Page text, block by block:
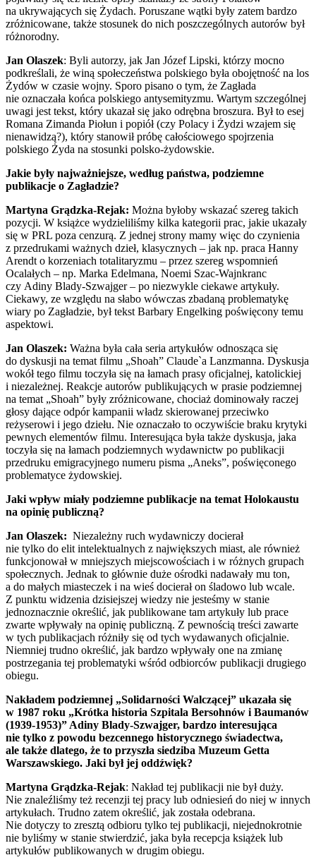
na ukrywających się Żydach. Poruszane wątki były zatem bardzo
zróżnicowane, także stosunek do nich poszczególnych autorów był
różnorodny.
Jan Olaszek: Byli autorzy, jak Jan Józef Lipski, którzy mocno
podkreślali, że winą społeczeństwa polskiego była obojętność na los
Żydów w czasie wojny. Sporo pisano o tym, że Zagłada
nie oznaczała końca polskiego antysemityzmu. Wartym szczególnej
uwagi jest tekst, który ukazał się jako odrębna broszura. Był to esej
Romana Zimanda Piołun i popiół (czy Polacy i Żydzi wzajem się
nienawidzą?), który stanowił próbę całościowego spojrzenia
polskiego Żyda na stosunki polsko-żydowskie.
Jakie były najważniejsze, według państwa, podziemne
publikacje o Zagładzie?
Martyna Grądzka-Rejak: Można byłoby wskazać szereg takich
pozycji. W książce wydzieliliśmy kilka kategorii prac, jakie ukazały
się w PRL poza cenzurą. Z jednej strony mamy więc do czynienia
z przedrukami ważnych dzieł, klasycznych – jak np. praca Hanny
Arendt o korzeniach totalitaryzmu – przez szereg wspomnień
Ocalałych – np. Marka Edelmana, Noemi Szac-Wajnkranc
czy Adiny Blady-Szwajger – po niezwykle ciekawe artykuły.
Ciekawy, ze względu na słabo wówczas zbadaną problematykę
wiary po Zagładzie, był tekst Barbary Engelking poświęcony temu
aspektowi.
Jan Olaszek: Ważna była cała seria artykułów odnosząca się
do dyskusji na temat filmu „Shoah” Claude`a Lanzmanna. Dyskusja
wokół tego filmu toczyła się na łamach prasy oficjalnej, katolickiej
i niezależnej. Reakcje autorów publikujących w prasie podziemnej
na temat „Shoah” były zróżnicowane, chociaż dominowały raczej
głosy dające odpór kampanii władz skierowanej przeciwko
reżyserowi i jego dziełu. Nie oznaczało to oczywiście braku krytyki
pewnych elementów filmu. Interesująca była także dyskusja, jaka
toczyła się na łamach podziemnych wydawnictw po publikacji
przedruku emigracyjnego numeru pisma „Aneks”, poświęconego
problematyce żydowskiej.
Jaki wpływ miały podziemne publikacje na temat Holokaustu
na opinię publiczną?
Jan Olaszek: Niezależny ruch wydawniczy docierał
nie tylko do elit intelektualnych z największych miast, ale również
funkcjonował w mniejszych miejscowościach i w różnych grupach
społecznych. Jednak to głównie duże ośrodki nadawały mu ton,
a do małych miasteczek i na wieś docierał on śladowo lub wcale.
Z punktu widzenia dzisiejszej wiedzy nie jesteśmy w stanie
jednoznacznie określić, jak publikowane tam artykuły lub prace
zwarte wpływały na opinię publiczną. Z pewnością treści zawarte
w tych publikacjach różniły się od tych wydawanych oficjalnie.
Niemniej trudno określić, jak bardzo wpływały one na zmianę
postrzegania tej problematyki wśród odbiorców publikacji drugiego
obiegu.
Nakładem podziemnej „Solidarności Walczącej” ukazała się
w 1987 roku „Krótka historia Szpitala Bersohnów i Baumanów
(1939-1953)” Adiny Blady-Szwajger, bardzo interesująca
nie tylko z powodu bezcennego historycznego świadectwa,
ale także dlatego, że to przyszła siedziba Muzeum Getta
Warszawskiego. Jaki był jej oddźwięk?
Martyna Grądzka-Rejak: Nakład tej publikacji nie był duży.
Nie znaleźliśmy też recenzji tej pracy lub odniesień do niej w innych
artykułach. Trudno zatem określić, jak została odebrana.
Nie dotyczy to zresztą odbioru tylko tej publikacji, niejednokrotnie
nie byliśmy w stanie stwierdzić, jaka była recepcja książek lub
artykułów publikowanych w drugim obiegu.